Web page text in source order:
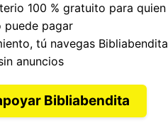
delAntiguo
100 % gratuito para quien
puede pagar
tú navegas Bibliabendita
anuncios
Bibliabendita